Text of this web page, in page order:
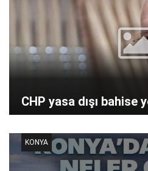
CHP yasa dışı bahise
KONYA